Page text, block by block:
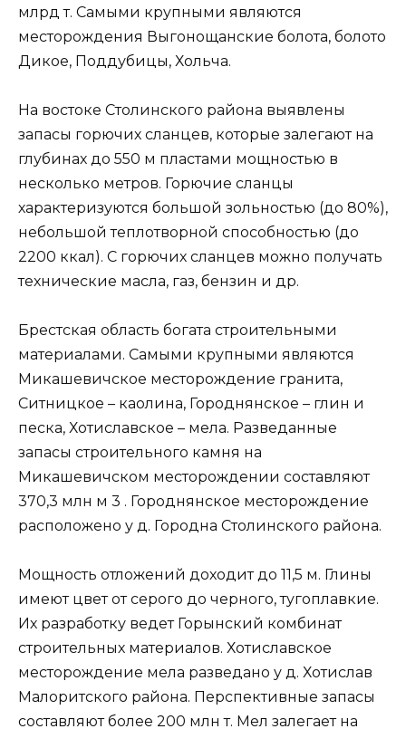
млрд т. Самыми крупными являются
месторождения Выгонощанские болота, болото
Дикое, Поддубицы, Хольча.
На востоке Столинского района выявлены
запасы горючих сланцев, которые залегают на
глубинах до 550 м пластами мощностью в
несколько метров. Горючие сланцы
характеризуются большой зольностью (до 80%),
небольшой теплотворной способностью (до
2200 ккал). С горючих сланцев можно получать
технические масла, газ, бензин и др.
Брестская область богата строительными
материалами. Самыми крупными являются
Микашевичское месторождение гранита,
Ситницкое – каолина, Городнянское – глин и
песка, Хотиславское – мела. Разведанные
запасы строительного камня на
Микашевичском месторождении составляют
370,3 млн м 3 . Городнянское месторождение
расположено у д. Городна Столинского района.
Мощность отложений доходит до 11,5 м. Глины
имеют цвет от серого до черного, тугоплавкие.
Их разработку ведет Горынский комбинат
строительных материалов. Хотиславское
месторождение мела разведано у д. Хотислав
Малоритского района. Перспективные запасы
составляют более 200 млн т. Мел залегает на